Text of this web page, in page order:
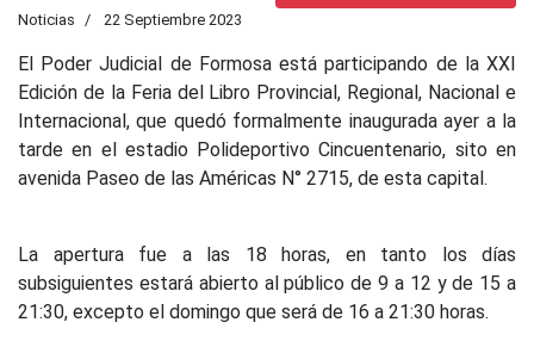
Noticias 22 Septiembre 2023
El Poder Judicial de Formosa está participando de la XXI
Edición de la Feria del Libro Provincial, Regional, Nacional e
Internacional, que quedó formalmente inaugurada ayer a la
tarde en el estadio Polideportivo Cincuentenario, sito en
avenida Paseo de las Américas N° 2715, de esta capital.
La apertura fue a las 18 horas, en tanto los días
subsiguientes estará abierto al público de 9 a 12 y de 15 a
21:30, excepto el domingo que será de 16 a 21:30 horas.